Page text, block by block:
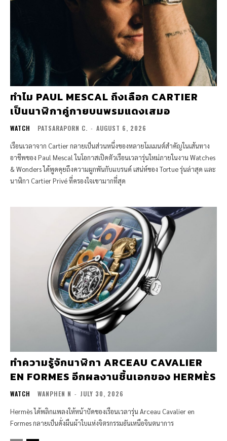
ทำไม PAUL MESCAL ถึงเลือก CARTIER
เป็นนาฬิกาคู่กายบนพรมแดงเสมอ
WATCH PATSARAPORN C. - AUGUST 6, 2026
เรือนเวลาจาก Cartier กลายเป็นส่วนหนึ่งของหลายโมเมนต์สำคัญในเส้นทาง
อาชีพของ Paul Mescal ในโอกาสเปิดตัวเรือนเวลารุ่นใหม่ภายในงาน Watches
& Wonders ได้พูดคุยถึงความผูกพันกับแบรนด์ เสน่ห์ของ Tortue รุ่นล่าสุด และ
นาฬิกา Cartier Privé ที่ครองใจเขามากที่สุด
ทำความรู้จักนาฬิกา ARCEAU CAVALIER
EN FORMES อีกผลงานชิ้นเอกของ HERMÈS
WATCH WANPHEN N - JULY 30, 2026
Hermès ได้พลิกแพลงให้หน้าปัดของเรือนเวลารุ่น Arceau Cavalier en
Formes กลายเป็นดั่งผืนผ้าใบแห่งจิตรกรรมอันเหนือจินตนาการ